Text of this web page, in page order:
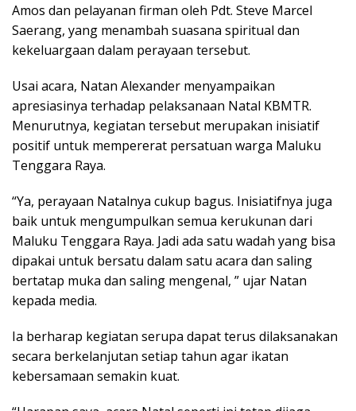
Amos dan pelayanan firman oleh Pdt. Steve Marcel
Saerang, yang menambah suasana spiritual dan
kekeluargaan dalam perayaan tersebut.
Usai acara, Natan Alexander menyampaikan
apresiasinya terhadap pelaksanaan Natal KBMTR.
Menurutnya, kegiatan tersebut merupakan inisiatif
positif untuk mempererat persatuan warga Maluku
Tenggara Raya.
“Ya, perayaan Natalnya cukup bagus. Inisiatifnya juga
baik untuk mengumpulkan semua kerukunan dari
Maluku Tenggara Raya. Jadi ada satu wadah yang bisa
dipakai untuk bersatu dalam satu acara dan saling
bertatap muka dan saling mengenal, ” ujar Natan
kepada media.
Ia berharap kegiatan serupa dapat terus dilaksanakan
secara berkelanjutan setiap tahun agar ikatan
kebersamaan semakin kuat.